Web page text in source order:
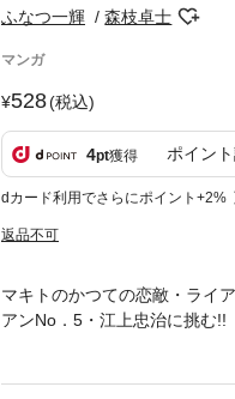
ふなつ一輝 森枝卓士
マンガ
528(税込)
4pt獲得 ポイン
dカード利用でさらにポイント+2%
返品不可
マキトのかつての恋敵・ライ
アンNo．5・江上忠治に挑む